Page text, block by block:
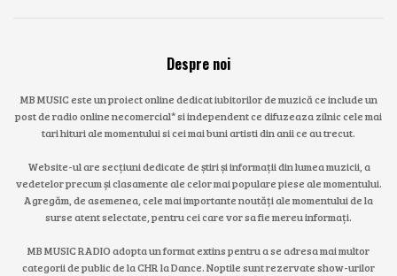
Despre noi
MB MUSIC este un proiect online dedicat iubitorilor de muzică ce include un
post de radio online necomercial* si independent ce difuzeaza zilnic cele mai
tari hituri ale momentului si cei mai buni artisti din anii ce au trecut.
Website-ul are secțiuni dedicate de știri și informații din lumea muzicii, a
vedetelor precum și clasamente ale celor mai populare piese ale momentului.
Agregăm, de asemenea, cele mai importante noutăți ale momentului de la
surse atent selectate, pentru cei care vor sa fie mereu informați.
MB MUSIC RADIO adopta un format extins pentru a se adresa mai multor
categorii de public de la CHR la Dance. Noptile sunt rezervate show-urilor